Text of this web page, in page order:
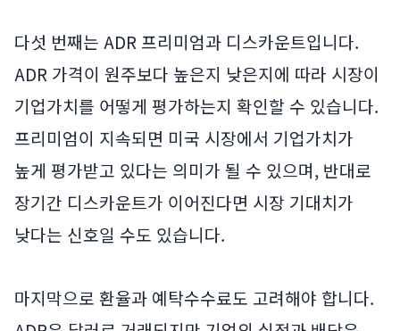
다섯 번째는 ADR 프리미엄과 디스카운트입니다.
ADR 가격이 원주보다 높은지 낮은지에 따라 시장이
기업가치를 어떻게 평가하는지 확인할 수 있습니다.
프리미엄이 지속되면 미국 시장에서 기업가치가
높게 평가받고 있다는 의미가 될 수 있으며, 반대로
장기간 디스카운트가 이어진다면 시장 기대치가
낮다는 신호일 수도 있습니다.
마지막으로 환율과 예탁수수료도 고려해야 합니다.